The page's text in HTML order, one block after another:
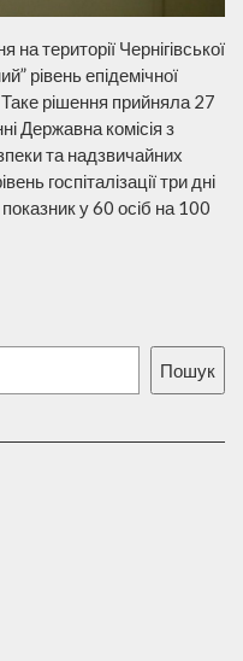
території Чернігівської
рівень епідемічної
рішення прийняла 27
Державна комісія з
та надзвичайних
госпіталізації три дні
у 60 осіб на 100
Пошук